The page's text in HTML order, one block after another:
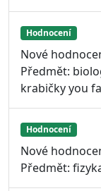
Hodnocení
Nové
Předmět:
krabičky you
Hodnocení
Nové
Předmět: